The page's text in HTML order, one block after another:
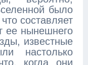
было
составляет
ее нынешнего
известные
настолько
когда они